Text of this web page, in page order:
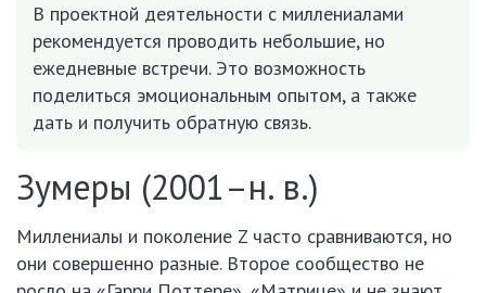
В проектной деятельности с миллениалами
рекомендуется проводить небольшие, но
ежедневные встречи. Это возможность
поделиться эмоциональным опытом, а также
дать и получить обратную связь.
Зумеры (2001–н. в.)
Миллениалы и поколение Z часто сравниваются, но
они совершенно разные. Второе сообщество не